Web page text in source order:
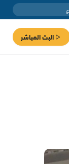
البث المباشر